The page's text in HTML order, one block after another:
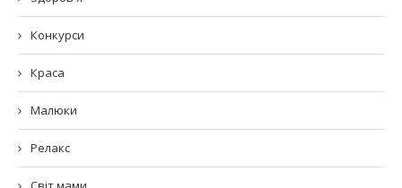
Конкурси
Краса
Малюки
Релакс